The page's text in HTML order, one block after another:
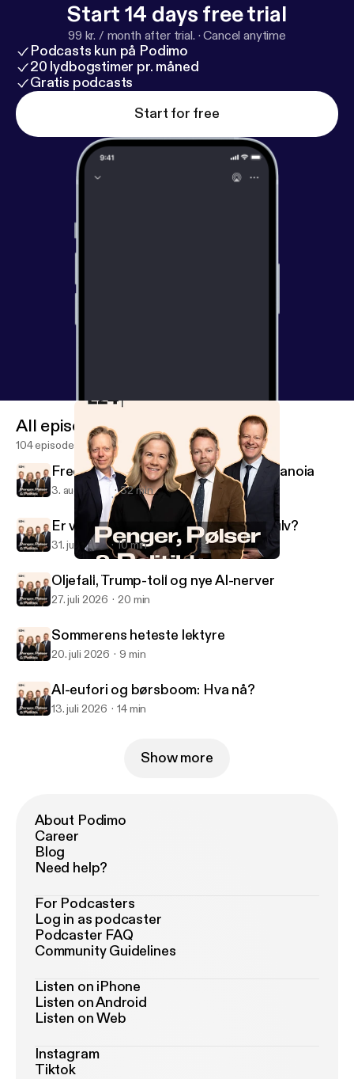
Start 14 days free trial
99 kr. / month after trial. ·Cancel anytime
Podcasts kun på Podimo
20 lydbogstimer pr. måned
Gratis podcasts
Start for free
Penger, pølser og politikk
All episodes
104 episodes
Fredspris, Musk-show og robot-paranoia
3. aug. 2026 32 min
Er vi klare for demokratiets dansegulv?
31. juli 2026 10 min
Oljefall, Trump-toll og nye AI-nerver
27. juli 2026 20 min
Sommerens heteste lektyre
20. juli 2026 9 min
AI-eufori og børsboom: Hva nå?
13. juli 2026 14 min
Show more
About Podimo
Career
Blog
Need help?
For Podcasters
Log in as podcaster
Podcaster FAQ
Community Guidelines
Listen on iPhone
Listen on Android
Listen on Web
Instagram
Tiktok